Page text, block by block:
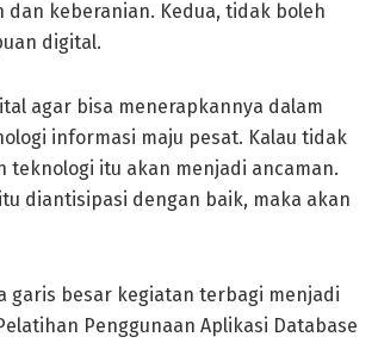
keberanian. Kedua, tidak boleh
digital.
agar bisa menerapkannya dalam
informasi maju pesat. Kalau tidak
itu akan menjadi ancaman.
diantisipasi dengan baik, maka akan
garis besar kegiatan terbagi menjadi
Penggunaan Aplikasi Database